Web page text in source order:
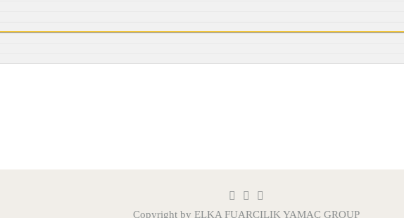
Copyright by ELKA FUARCILIK YAMAÇ GROUP